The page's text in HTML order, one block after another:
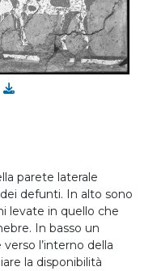
parete laterale
defunti. In alto sono
levate in quello che
In basso un
l’interno della
la disponibilità